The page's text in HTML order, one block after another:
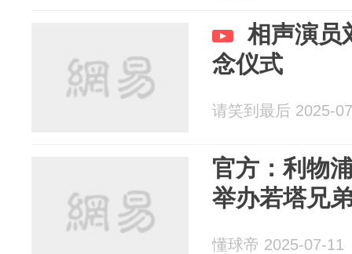
相声演员
念仪式
请笑到最后 2025-
官方：利物
举办若塔兄
懂球帝 2025-07-11